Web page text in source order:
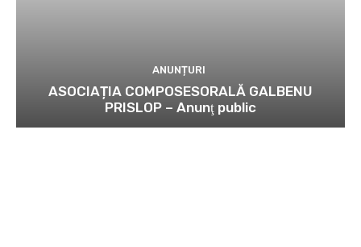
ANUNȚURI
ASOCIAȚIA COMPOSESORALĂ GALBENU
PRISLOP – Anunţ public